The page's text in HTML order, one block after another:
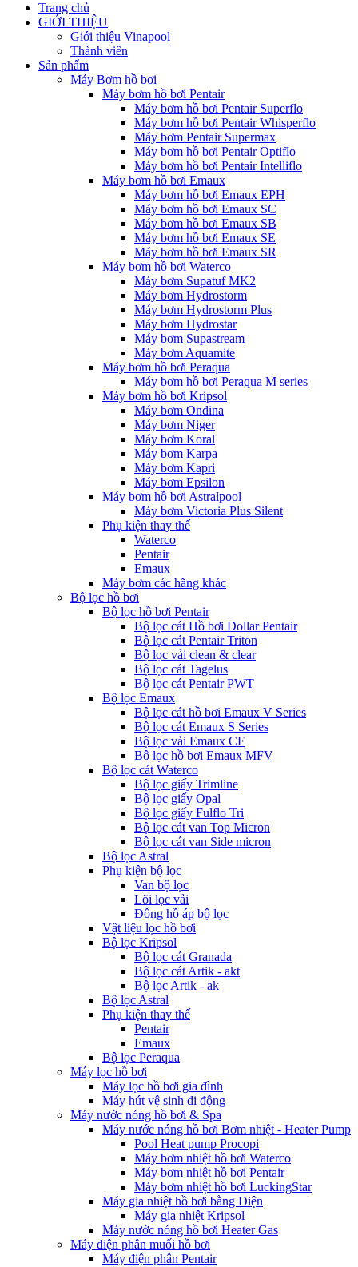
Trang chủ
GIỚI THIỆU
Giới thiệu Vinapool
Thành viên
Sản phẩm
Máy Bơm hồ bơi
Máy bơm hồ bơi Pentair
Máy bơm hồ bơi Pentair Superflo
Máy bơm hồ bơi Pentair Whisperflo
Máy bơm Pentair Supermax
Máy bơm hồ bơi Pentair Optiflo
Máy bơm hồ bơi Pentair Intelliflo
Máy bơm hồ bơi Emaux
Máy bơm hồ bơi Emaux EPH
Máy bơm hồ bơi Emaux SC
Máy bơm hồ bơi Emaux SB
Máy bơm hồ bơi Emaux SE
Máy bơm hồ bơi Emaux SR
Máy bơm hồ bơi Waterco
Máy bơm Supatuf MK2
Máy bơm Hydrostorm
Máy bơm Hydrostorm Plus
Máy bơm Hydrostar
Máy bơm Supastream
Máy bơm Aquamite
Máy bơm hồ bơi Peraqua
Máy bơm hồ bơi Peraqua M series
Máy bơm hồ bơi Kripsol
Máy bơm Ondina
Máy bơm Niger
Máy bơm Koral
Máy bơm Karpa
Máy bơm Kapri
Máy bơm Epsilon
Máy bơm hồ bơi Astralpool
Máy bơm Victoria Plus Silent
Phụ kiện thay thế
Waterco
Pentair
Emaux
Máy bơm các hãng khác
Bộ lọc hồ bơi
Bộ lọc hồ bơi Pentair
Bộ lọc cát Hồ bơi Dollar Pentair
Bộ lọc cát Pentair Triton
Bộ lọc vải clean & clear
Bộ lọc cát Tagelus
Bộ lọc cát Pentair PWT
Bộ lọc Emaux
Bộ lọc cát hồ bơi Emaux V Series
Bộ lọc cát Emaux S Series
Bộ lọc vải Emaux CF
Bô lọc hồ bơi Emaux MFV
Bộ lọc cát Waterco
Bộ lọc giấy Trimline
Bộ lọc giấy Opal
Bộ lọc giấy Fulflo Tri
Bộ lọc cát van Top Micron
Bộ lọc cát van Side micron
Bộ lọc Astral
Phụ kiện bộ lọc
Van bộ lọc
Lõi lọc vải
Đồng hồ áp bộ lọc
Vật liệu lọc hồ bơi
Bộ lọc Kripsol
Bộ lọc cát Granada
Bộ lọc cát Artik - akt
Bộ lọc Artik - ak
Bộ lọc Astral
Phụ kiện thay thế
Pentair
Emaux
Bộ lọc Peraqua
Máy lọc hồ bơi
Máy lọc hồ bơi gia đình
Máy hút vệ sinh di động
Máy nước nóng hồ bơi & Spa
Máy nước nóng hồ bơi Bơm nhiệt - Heater Pump
Pool Heat pump Procopi
Máy bơm nhiệt hồ bơi Waterco
Máy bơm nhiệt hồ bơi Pentair
Máy bơm nhiệt hồ bơi LuckingStar
Máy gia nhiệt hồ bơi bằng Điện
Máy gia nhiệt Kripsol
Máy nước nóng hồ bơi Heater Gas
Máy điện phân muối hồ bơi
Máy điện phân Pentair